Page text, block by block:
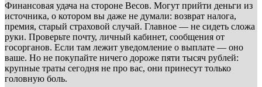
Финансовая удача на стороне Весов. Могут прийти деньги из
источника, о котором вы даже не думали: возврат налога,
премия, старый страховой случай. Главное — не сидеть сложа
руки. Проверьте почту, личный кабинет, сообщения от
госорганов. Если там лежит уведомление о выплате — оно
ваше. Но не покупайте ничего дороже пяти тысяч рублей:
крупные траты сегодня не про вас, они принесут только
головную боль.